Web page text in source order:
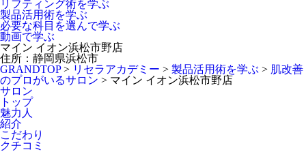
リフティング術を学ぶ
製品活用術を学ぶ
必要な科目を選んで学ぶ
動画で学ぶ
マイン イオン浜松市野店
住所：静岡県浜松市
GRANDTOP> リセラアカデミー > 製品活用術を学ぶ > 肌改善
のプロがいるサロン > マイン イオン浜松市野店
サロン
トップ
魅力人
紹介
こだわり
クチコミ